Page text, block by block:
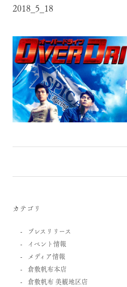
2018_5_18
カテゴリ
プレスリリース
イベント情報
メディア情報
倉敷帆布本店
倉敷帆布 美観地区店